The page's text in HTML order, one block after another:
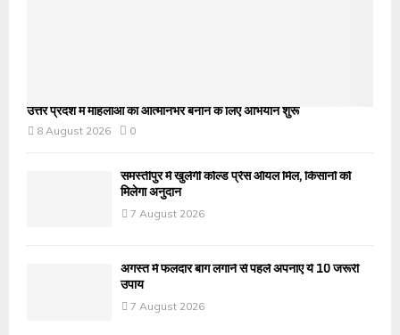
उत्तर प्रदेश में महिलाओं को आत्मनिर्भर बनाने के लिए अभियान शुरू
8 August 2026
0
समस्तीपुर में खुलेगी कोल्ड प्रेस ऑयल मिल, किसानों को
मिलेगा अनुदान
7 August 2026
अगस्त में फलदार बाग लगाने से पहले अपनाएं ये 10 जरूरी
उपाय
7 August 2026